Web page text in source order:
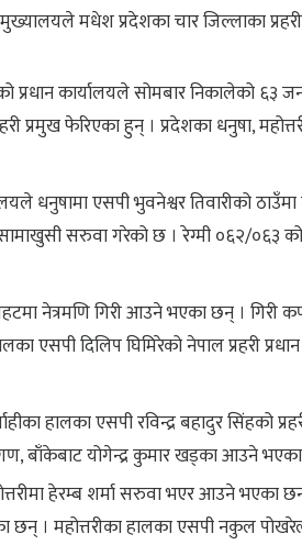
मुख्यालयले मधेश प्रदेशका चार जिल्लाका
प्रधान कार्यालयले सोमबार निकालेको
प्रमुख फेरिएका हुन् । प्रदेशका धनुषा,
धनुषामा एसपी भुवनेश्वर तिवारीको
सरुवा गरेको छ । रेग्मी ०६२/०६३ को
नेत्रमणि गिरी आउने भएका छन् । गिरी
एसपी दिलिप घिमिरेको नेपाल प्रहरी
हालका एसपी रविन्द्र बहादुर सिंहको
गण, बाँकेबाट योगेन्द्र कुमार खड्का आउने
हेरम्ब शर्मा सरुवा भएर आउने भएका
। महोत्तरीका हालका एसपी नकुल